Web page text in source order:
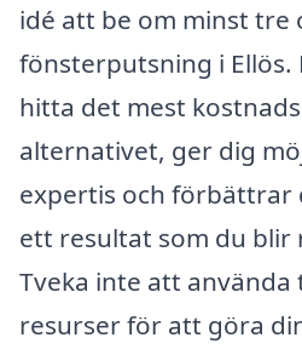
idé att be om minst
fönsterputsning i
hitta det mest
alternativet, ger dig
expertis och förbättrar
ett resultat som du blir
Tveka inte att använda
resurser för att göra